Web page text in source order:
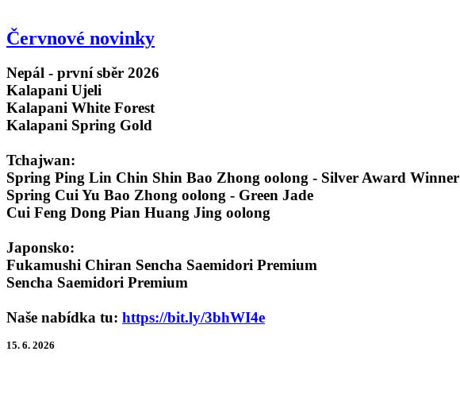
Červnové novinky
Nepál - první sběr 2026
Kalapani Ujeli
Kalapani White Forest
Kalapani Spring Gold
Tchajwan:
Spring Ping Lin Chin Shin Bao Zhong oolong - Silver Award Winner
Spring Cui Yu Bao Zhong oolong - Green Jade
Cui Feng Dong Pian Huang Jing oolong
Japonsko:
Fukamushi Chiran Sencha Saemidori Premium
Sencha Saemidori Premium
Naše nabídka tu: https://bit.ly/3bhWI4e
15. 6. 2026